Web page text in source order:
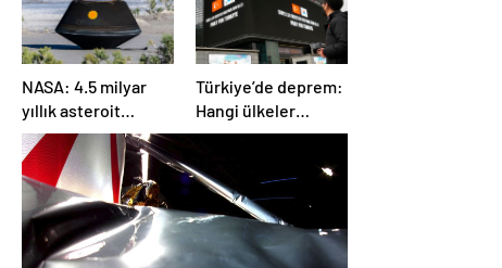
NASA: 4.5 milyar
yıllık asteroit
örnekleri Dünya’ya
getirildi; yaşamın
başlangıcına ışık
tutabilir
Türkiye’de deprem:
Hangi ülkeler
yardım ediyor?